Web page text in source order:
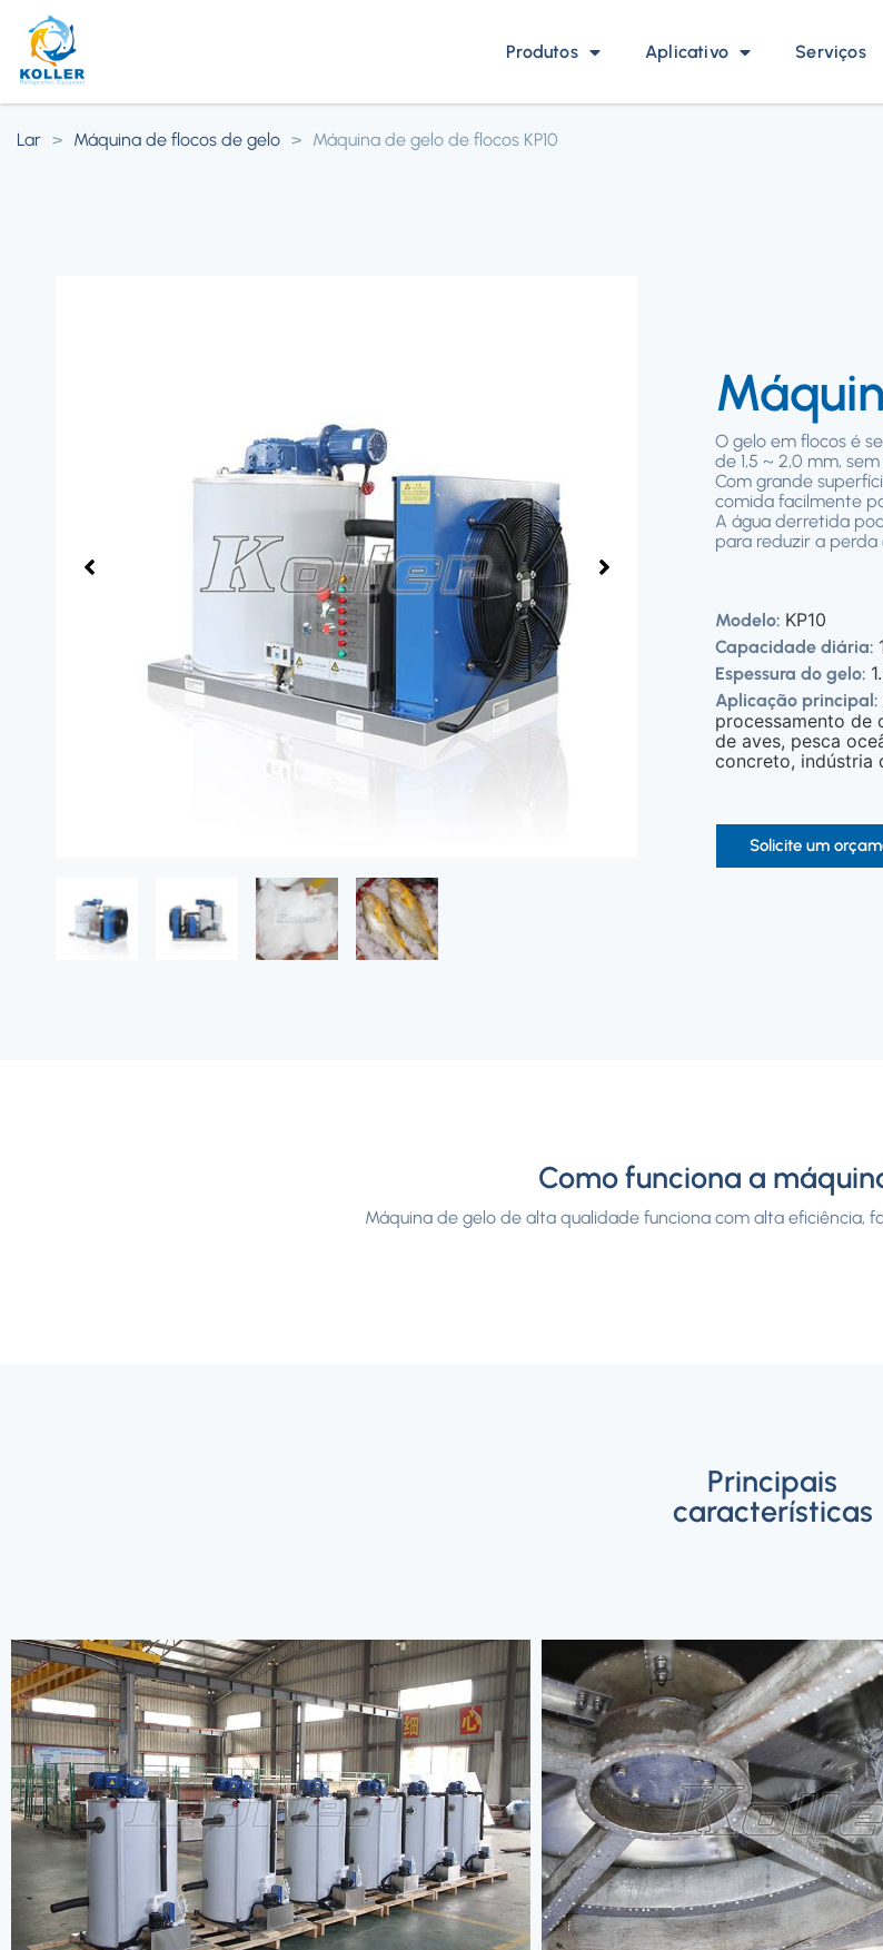
Produtos Aplicativo Serviços
Lar > Máquina de flocos de gelo > Máquina de gelo de flocos KP10
O gelo em flocos é
de 1,5 ~ 2,0 mm,
Com grande
comida facilmente
A água derretida
para reduzir a perda
Modelo: KP10
Capacidade diária:
Espessura do gelo:
Aplicação principal:
processamento de
de aves, pesca
concreto, indústria
Solicite um
Como funciona a
Máquina de gelo de alta qualidade funciona com alta eficiência,
Principais
características